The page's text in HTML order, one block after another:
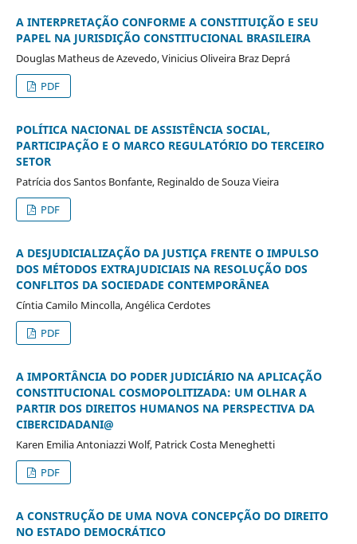
A INTERPRETAÇÃO CONFORME A CONSTITUIÇÃO E SEU
PAPEL NA JURISDIÇÃO CONSTITUCIONAL BRASILEIRA
Douglas Matheus de Azevedo, Vinicius Oliveira Braz Deprá
PDF
POLÍTICA NACIONAL DE ASSISTÊNCIA SOCIAL,
PARTICIPAÇÃO E O MARCO REGULATÓRIO DO TERCEIRO
SETOR
Patrícia dos Santos Bonfante, Reginaldo de Souza Vieira
PDF
A DESJUDICIALIZAÇÃO DA JUSTIÇA FRENTE O IMPULSO
DOS MÉTODOS EXTRAJUDICIAIS NA RESOLUÇÃO DOS
CONFLITOS DA SOCIEDADE CONTEMPORÂNEA
Cíntia Camilo Mincolla, Angélica Cerdotes
PDF
A IMPORTÂNCIA DO PODER JUDICIÁRIO NA APLICAÇÃO
CONSTITUCIONAL COSMOPOLITIZADA: UM OLHAR A
PARTIR DOS DIREITOS HUMANOS NA PERSPECTIVA DA
CIBERCIDADANI@
Karen Emilia Antoniazzi Wolf, Patrick Costa Meneghetti
PDF
A CONSTRUÇÃO DE UMA NOVA CONCEPÇÃO DO DIREITO
NO ESTADO DEMOCRÁTICO